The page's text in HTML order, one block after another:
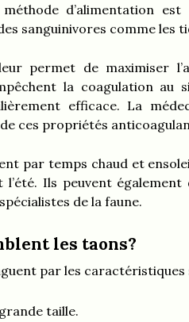
d’alimentation
sanguinivores comme les
permet de maximiser
la coagulation
efficace. La
ces propriétés
par temps chaud et
Ils peuvent
de la faune.
les taons?
par les caractéristiques
taille.